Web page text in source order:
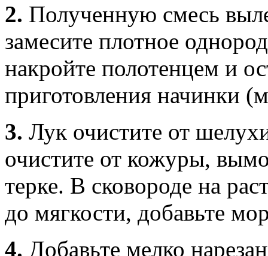
2. Полученную смесь
замесите плотное
накройте полотенцем и
приготовления начинки
3. Лук очистите от
очистите от кожуры,
терке. В сковороде на
до мягкости, добавьте
4. Добавьте мелко